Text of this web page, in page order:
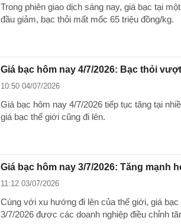
Trong phiên giao dịch sáng nay, giá bạc tại
đầu giảm, bạc thỏi mất mốc 65 triệu đồng/kg.
Giá bạc hôm nay 4/7/2026: Bạc thỏi
10:50 04/07/2026
Giá bạc hôm nay 4/7/2026 tiếp tục tăng tại
giá bạc thế giới cũng đi lên.
Giá bạc hôm nay 3/7/2026: Tăng mạnh
11:12 03/07/2026
Cùng với xu hướng đi lên của thế giới, giá
3/7/2026 được các doanh nghiệp điều chỉnh